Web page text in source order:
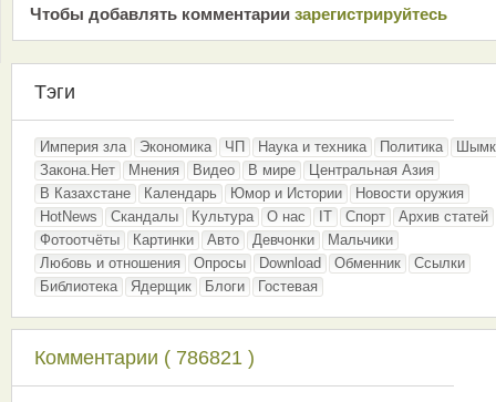
Чтобы добавлять комментарии зарeгиcтрирyйтeсь
Тэги
Империя зла Экономика ЧП Наука и техника Политика
Закона.Нет
Мнения Видео В мире
Центральная Азия
В Казахстане
Календарь Юмор и Истории
Новости оружия
HotNews
Скандалы Культура О нас IT Спорт
Архив статей
Фотоотчёты
Картинки Авто Девчонки
Мальчики
Любовь и отношения
Опросы Download Обменник
Ссылки
Библиотека
Ядерщик Блоги Гостевая
Комментарии ( 786821 )